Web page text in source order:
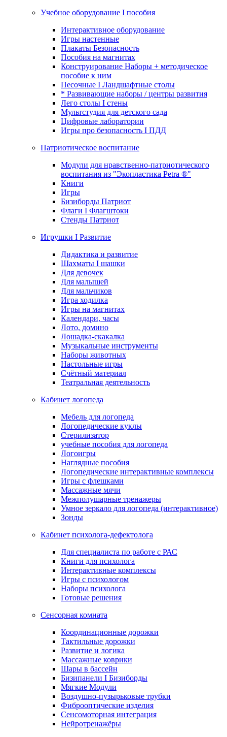
Учебное оборудование I пособия
Интерактивное оборудование
Игры настенные
Плакаты Безопасность
Пособия на магнитах
Конструирование Наборы + методическое
пособие к ним
Песочные I Ландшафтные столы
* Развивающие наборы / центры развития
Лего столы I стены
Мультстудия для детского сада
Цифровые лаборатории
Игры про безопасность I ПДД
Патриотическое воспитание
Модули для нравственно-патриотического
воспитания из "Экопластика Petra ®"
Книги
Игры
Бизиборды Патриот
Флаги I Флагштоки
Стенды Патриот
Игрушки I Развитие
Дидактика и развитие
Шахматы I шашки
Для девочек
Для малышей
Для мальчиков
Игра ходилка
Игры на магнитах
Календари, часы
Лото, домино
Лошадка-скакалка
Музыкальные инструменты
Наборы животных
Настольные игры
Счётный материал
Театральная деятельность
Кабинет логопеда
Мебель для логопеда
Логопедические куклы
Стерилизатор
учебные пособия для логопеда
Логоигры
Наглядные пособия
Логопедические интерактивные комплексы
Игры с флешками
Массажные мячи
Межполушарные тренажеры
Умное зеркало для логопеда (интерактивное)
Зонды
Кабинет психолога-дефектолога
Для специалиста по работе с РАС
Книги для психолога
Интерактивные комплексы
Игры с психологом
Наборы психолога
Готовые решения
Сенсорная комната
Координационные дорожки
Тактильные дорожки
Развитие и логика
Массажные коврики
Шары в бассейн
Бизипанели I Бизиборды
Мягкие Модули
Воздушно-пузырьковые трубки
Фиброоптические изделия
Сенсомоторная интеграция
Нейротренажёры